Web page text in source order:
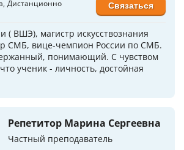
Дистанционно
( ВШЭ), магистр искусствознания
СМБ, вице-чемпион России по СМБ.
понимающий. С чувством
ученик - личность, достойная
Связаться
Репетитор Марина Сергеевна
Частный преподаватель